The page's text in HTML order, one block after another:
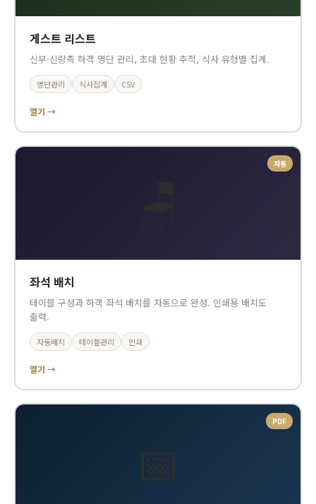
게스트 리스트
신부·신랑측 하객 명단 관리, 초대 현황 추적, 식사 유형별 집계.
명단관리 식사집계 CSV
열기 →
자동
좌석 배치
테이블 구성과 하객 좌석 배치를 자동으로 완성. 인쇄용 배치도
출력.
자동배치 테이블관리 인쇄
열기 →
📅
PDF